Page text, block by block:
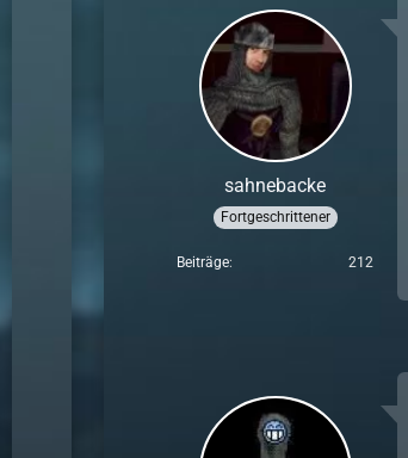
sahnebacke
Fortgeschrittener
Beiträge 212